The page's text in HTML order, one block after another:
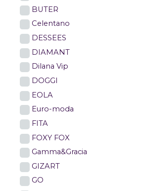
BUTER
Celentano
DESSEES
DIAMANT
Dilana Vip
DOGGI
EOLA
Euro-moda
FITA
FOXY FOX
Gamma&Gracia
GIZART
GO